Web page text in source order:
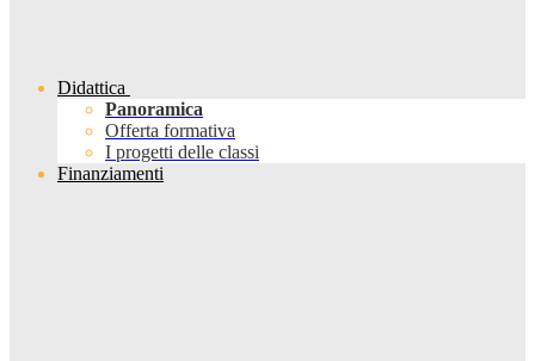
Didattica
Panoramica
Offerta formativa
I progetti delle classi
Finanziamenti